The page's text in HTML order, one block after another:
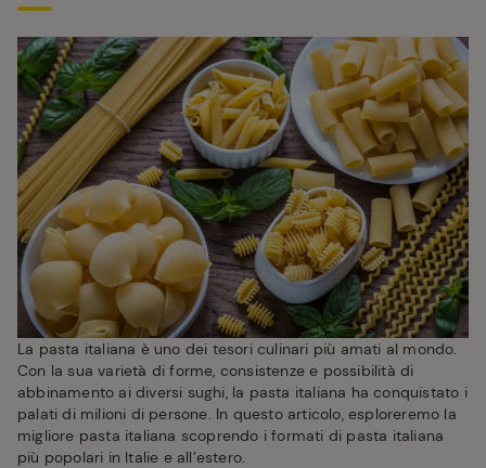
La pasta italiana è uno dei tesori culinari più amati al mondo.
Con la sua varietà di forme, consistenze e possibilità di
abbinamento ai diversi sughi, la pasta italiana ha conquistato i
palati di milioni di persone. In questo articolo, esploreremo la
migliore pasta italiana scoprendo i formati di pasta italiana
più popolari in Italie e all’estero.